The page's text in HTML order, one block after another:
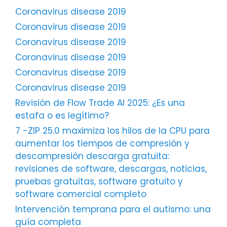
Coronavirus disease 2019
Coronavirus disease 2019
Coronavirus disease 2019
Coronavirus disease 2019
Coronavirus disease 2019
Coronavirus disease 2019
Revisión de Flow Trade AI 2025: ¿Es una
estafa o es legítimo?
7 -ZIP 25.0 maximiza los hilos de la CPU para
aumentar los tiempos de compresión y
descompresión descarga gratuita:
revisiones de software, descargas, noticias,
pruebas gratuitas, software gratuito y
software comercial completo
Intervención temprana para el autismo: una
guía completa